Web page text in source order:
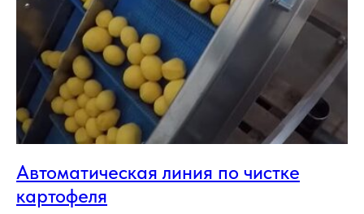
Автоматическая линия по чистке
картофеля